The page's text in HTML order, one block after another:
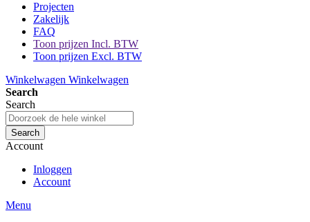
Projecten
Zakelijk
FAQ
Toon prijzen Incl. BTW
Toon prijzen Excl. BTW
Winkelwagen Winkelwagen
Search
Search
Search
Account
Inloggen
Account
Menu